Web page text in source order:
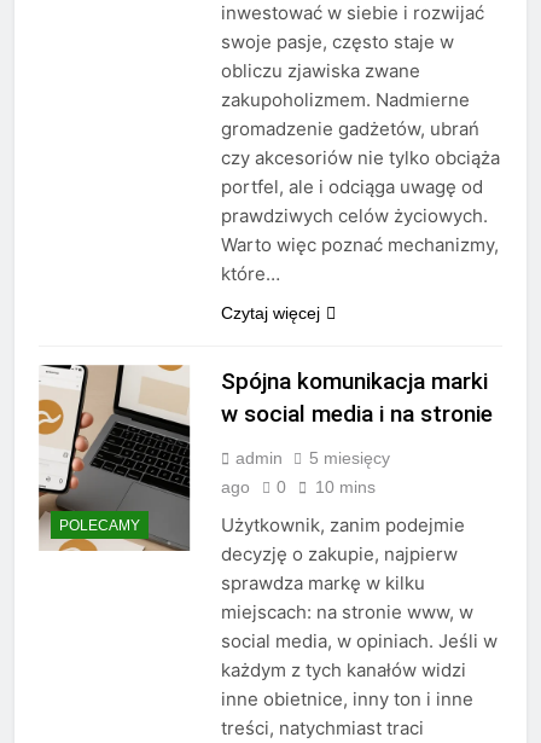
inwestować w siebie i rozwijać
swoje pasje, często staje w
obliczu zjawiska zwane
zakupoholizmem. Nadmierne
gromadzenie gadżetów, ubrań
czy akcesoriów nie tylko obciąża
portfel, ale i odciąga uwagę od
prawdziwych celów życiowych.
Warto więc poznać mechanizmy,
które…
Czytaj więcej
POLECAMY
Spójna komunikacja marki
w social media i na stronie
admin
5 miesięcy
ago
0 10 mins
Użytkownik, zanim podejmie
decyzję o zakupie, najpierw
sprawdza markę w kilku
miejscach: na stronie www, w
social media, w opiniach. Jeśli w
każdym z tych kanałów widzi
inne obietnice, inny ton i inne
treści, natychmiast traci